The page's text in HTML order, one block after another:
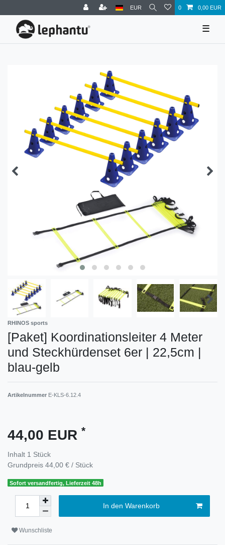
EUR 0 0,00 EUR
☰
RHINOS sports
[Paket] Koordinationsleiter 4 Meter
und Steckhürdenset 6er | 22,5cm |
blau-gelb
Artikelnummer E-KLS-6.12.4
44,00 EUR *
Inhalt 1 Stück
Grundpreis 44,00 € / Stück
Sofort versandfertig, Lieferzeit 48h
In den Warenkorb
Wunschliste